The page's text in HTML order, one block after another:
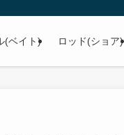
(ベイト) ロッド(ショア)